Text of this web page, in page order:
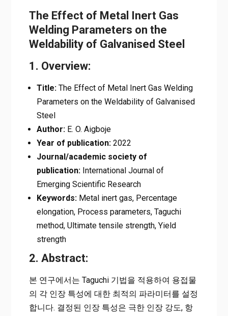
The Effect of Metal Inert Gas
Welding Parameters on the
Weldability of Galvanised Steel
1. Overview:
Title:The Effect of Metal Inert Gas Welding
Parameters on the Weldability of Galvanised
Steel
Author:E. O. Aigboje
Year of publication:2022
Journal/academic society of
publication:International Journal of
Emerging Scientific Research
Keywords:Metal inert gas, Percentage
elongation, Process parameters, Taguchi
method, Ultimate tensile strength, Yield
strength
2. Abstract:
본 연구에서는 Taguchi 기법을 적용하여 용접물
의 각 인장 특성에 대한 최적의 파라미터를 설정
합니다. 결정된 인장 특성은 극한 인장 강도, 항